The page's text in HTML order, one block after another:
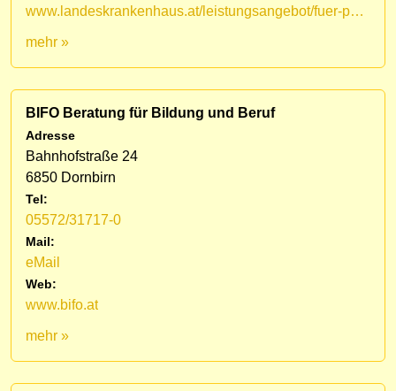
www.landeskrankenhaus.at/leistungsangebot/fuer-patienten/medizinische-fachbereiche/lkh-hohenems/palliativstation
mehr »
BIFO Beratung für Bildung und Beruf
Adresse
Bahnhofstraße 24
6850 Dornbirn
Tel:
05572/31717-0
Mail:
eMail
Web:
www.bifo.at
mehr »